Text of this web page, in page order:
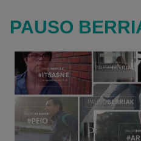
PAUSO